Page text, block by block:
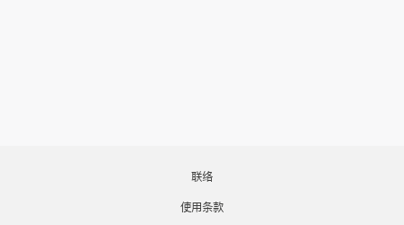
联络
使用条款